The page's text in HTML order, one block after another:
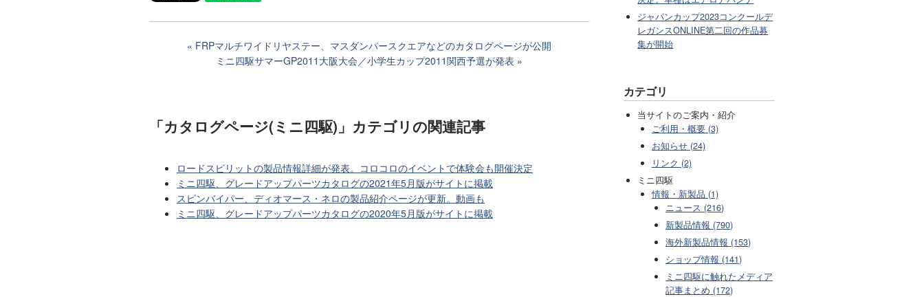
FRPマルチワイドリヤステー、マスダンパースクエアなどのカタログページが公開
ミニ四駆サマーGP2011大阪大会／小学生カップ2011関西予選が発表
「カタログページ(ミニ四駆)」カテゴリの関連記事
ロードスピリットの製品情報詳細が発表。コロコロのイベントで体験会も開催決定
ミニ四駆、グレードアップパーツカタログの2021年5月版がサイトに掲載
スピンバイパー、ディオマース・ネロの製品紹介ページが更新。動画も
ミニ四駆、グレードアップパーツカタログの2020年5月版がサイトに掲載
ジャパンカップ2023コンクールデ
レガンスONLINE第二回の作品募
集が開始
カテゴリ
当サイトのご案内・紹介
ご利用・概要 (3)
お知らせ (24)
リンク (2)
ミニ四駆
情報・新製品 (1)
ニュース (216)
新製品情報 (790)
海外新製品情報 (153)
ショップ情報 (141)
ミニ四駆に触れたメディア
記事まとめ (172)